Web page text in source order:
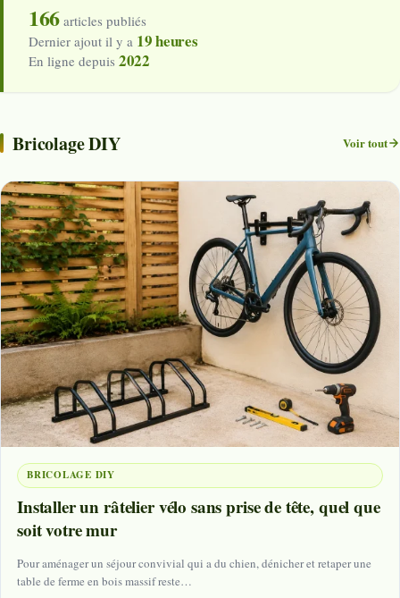
166articles publiés
Dernier ajout il y a 19 heures
En ligne depuis 2022
Bricolage DIY Voir tout
BRICOLAGE DIY
Installer un râtelier vélo sans prise de tête, quel que
soit votre mur
Pour aménager un séjour convivial qui a du chien, dénicher et retaper une
table de ferme en bois massif reste…